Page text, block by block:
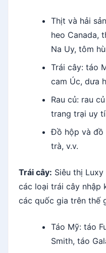
Thịt và hải
heo Canada,
Na Uy, tôm
Trái cây: táo
cam Úc, dưa
Rau củ: rau
trang trại uy
Đồ hộp và đồ
trà, v.v.
Trái cây: Siêu thị
các loại trái cây nhập
các quốc gia trên thế
Táo Mỹ: táo
Smith, táo